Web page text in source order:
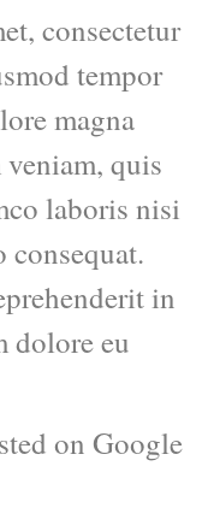
consectetur
tempor
magna
quis
laboris nisi
consequat.
in
dolore eu
on Google